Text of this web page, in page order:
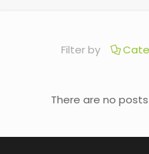
Filter by
There are no